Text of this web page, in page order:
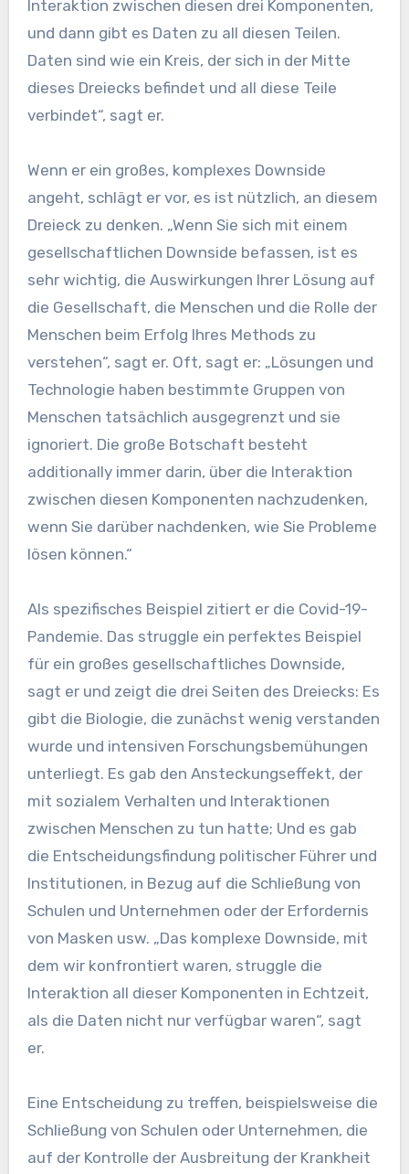
Interaktion zwischen diesen drei Komponenten,
und dann gibt es Daten zu all diesen Teilen.
Daten sind wie ein Kreis, der sich in der Mitte
dieses Dreiecks befindet und all diese Teile
verbindet“, sagt er.
Wenn er ein großes, komplexes Downside
angeht, schlägt er vor, es ist nützlich, an diesem
Dreieck zu denken. „Wenn Sie sich mit einem
gesellschaftlichen Downside befassen, ist es
sehr wichtig, die Auswirkungen Ihrer Lösung auf
die Gesellschaft, die Menschen und die Rolle der
Menschen beim Erfolg Ihres Methods zu
verstehen“, sagt er. Oft, sagt er: „Lösungen und
Technologie haben bestimmte Gruppen von
Menschen tatsächlich ausgegrenzt und sie
ignoriert. Die große Botschaft besteht
additionally immer darin, über die Interaktion
zwischen diesen Komponenten nachzudenken,
wenn Sie darüber nachdenken, wie Sie Probleme
lösen können.“
Als spezifisches Beispiel zitiert er die Covid-19-
Pandemie. Das struggle ein perfektes Beispiel
für ein großes gesellschaftliches Downside,
sagt er und zeigt die drei Seiten des Dreiecks: Es
gibt die Biologie, die zunächst wenig verstanden
wurde und intensiven Forschungsbemühungen
unterliegt. Es gab den Ansteckungseffekt, der
mit sozialem Verhalten und Interaktionen
zwischen Menschen zu tun hatte; Und es gab
die Entscheidungsfindung politischer Führer und
Institutionen, in Bezug auf die Schließung von
Schulen und Unternehmen oder der Erfordernis
von Masken usw. „Das komplexe Downside, mit
dem wir konfrontiert waren, struggle die
Interaktion all dieser Komponenten in Echtzeit,
als die Daten nicht nur verfügbar waren“, sagt
er.
Eine Entscheidung zu treffen, beispielsweise die
Schließung von Schulen oder Unternehmen, die
auf der Kontrolle der Ausbreitung der Krankheit